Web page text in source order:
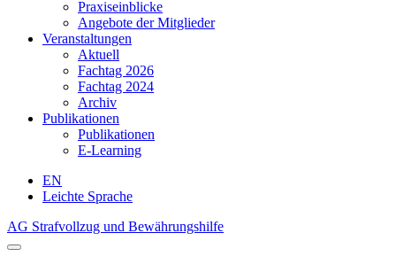
Praxiseinblicke
Angebote der Mitglieder
Veranstaltungen
Aktuell
Fachtag 2026
Fachtag 2024
Archiv
Publikationen
Publikationen
E-Learning
EN
Leichte Sprache
AG Strafvollzug und Bewährungshilfe